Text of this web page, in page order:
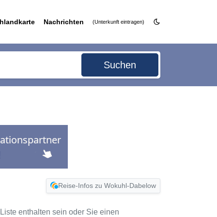
Nachrichten (Unterkunft eintragen)
Suchen
Reise-Infos zu Wokuhl-Dabelow
enthalten sein oder Sie einen